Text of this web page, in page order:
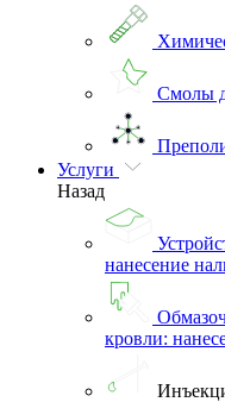
Смолы
Услуги
Назад
нанесение
кровли: